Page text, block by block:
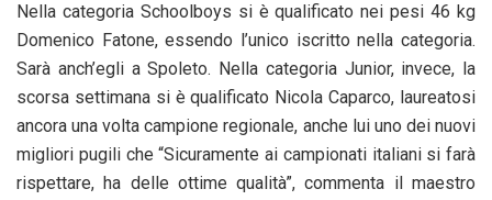
Nella categoria Schoolboys si è qualificato nei pesi 46 kg
Domenico Fatone, essendo l’unico iscritto nella categoria.
Sarà anch’egli a Spoleto. Nella categoria Junior, invece, la
scorsa settimana si è qualificato Nicola Caparco, laureatosi
ancora una volta campione regionale, anche lui uno dei nuovi
migliori pugili che “Sicuramente ai campionati italiani si farà
rispettare, ha delle ottime qualità”, commenta il maestro